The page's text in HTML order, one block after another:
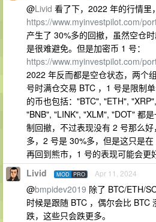
@Livid 看了下，2022 年的行情里
https://www.myinvestpilot.com/
产生了 30%多的回撤，虽然空仓
是很难避免。但是加密币 1 号：
https://www.myinvestpilot.com/
2022 年反而都是空仓状态，两个
号时满仓交易 BTC ，1 号是限制
的币也包括："BTC", "ETH",
"BNB", "LINK", "XLM", "DOT" 都
制回撤，不过表现没有 2 号那么
多，2 号是 30%多，但是这只是
再回到熊市，1 号的表现可能会更
Livid MOD PRO Apr 11, 2024
@bmpidev2019 除了 BTC/ETH/
时候是跟随 BTC ，偶尔会比 BTC
跌，这些只会跌更多。